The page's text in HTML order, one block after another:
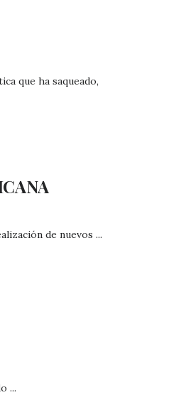
que ha saqueado,
de nuevos ...
...